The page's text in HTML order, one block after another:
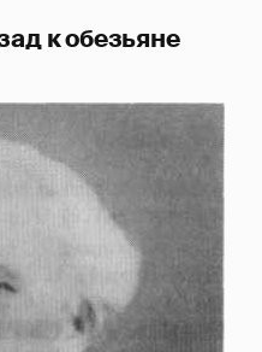
к обезьяне